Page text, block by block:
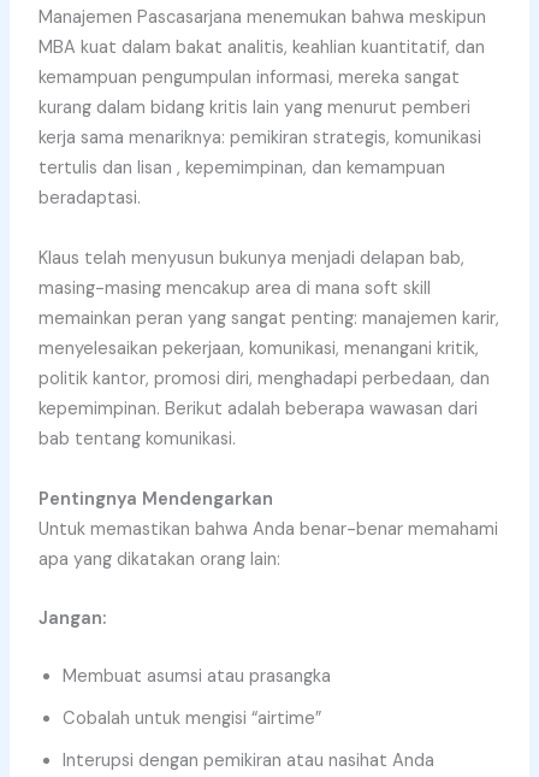
Manajemen Pascasarjana menemukan bahwa meskipun
MBA kuat dalam bakat analitis, keahlian kuantitatif, dan
kemampuan pengumpulan informasi, mereka sangat
kurang dalam bidang kritis lain yang menurut pemberi
kerja sama menariknya: pemikiran strategis, komunikasi
tertulis dan lisan , kepemimpinan, dan kemampuan
beradaptasi.
Klaus telah menyusun bukunya menjadi delapan bab,
masing-masing mencakup area di mana soft skill
memainkan peran yang sangat penting: manajemen karir,
menyelesaikan pekerjaan, komunikasi, menangani kritik,
politik kantor, promosi diri, menghadapi perbedaan, dan
kepemimpinan. Berikut adalah beberapa wawasan dari
bab tentang komunikasi.
Pentingnya Mendengarkan
Untuk memastikan bahwa Anda benar-benar memahami
apa yang dikatakan orang lain:
Jangan:
Membuat asumsi atau prasangka
Cobalah untuk mengisi “airtime”
Interupsi dengan pemikiran atau nasihat Anda